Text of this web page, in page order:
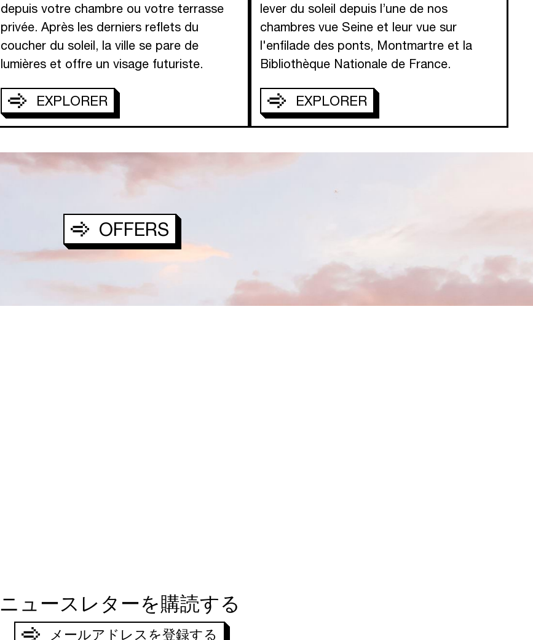
depuis votre chambre ou votre terrasse
privée. Après les derniers reflets du
coucher du soleil, la ville se pare de
lumières et offre un visage futuriste.
EXPLORER
lever du soleil depuis l’une de nos
chambres vue Seine et leur vue sur
l'enfilade des ponts, Montmartre et la
Bibliothèque Nationale de France.
EXPLORER
OFFERS
ニュースレターを購読する
メールアドレスを登録する
JE SOUHAITE RECEVOIR
MERCI,
VOTRE DEMANDE A ÉTÉ PRISE EN COMPTE